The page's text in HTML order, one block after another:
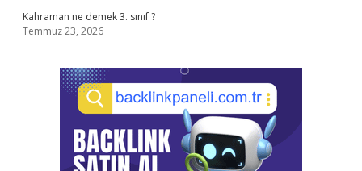
Kahraman ne demek 3. sınıf ?
Temmuz 23, 2026